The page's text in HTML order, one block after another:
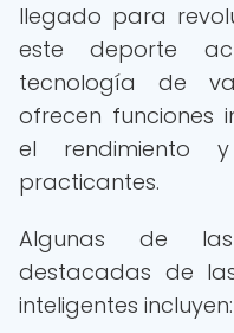
llegado para
este deporte
tecnología de
ofrecen funciones
el rendimiento
practicantes.
Algunas de
destacadas de
inteligentes incluyen: